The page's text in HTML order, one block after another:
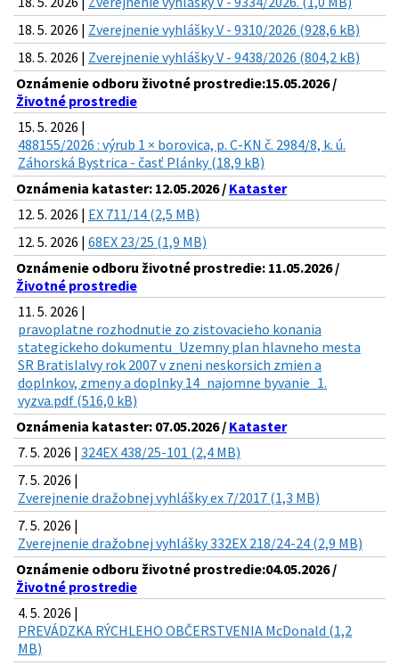
18. 5. 2026 | Zverejnenie vyhlášky V - 9310/2026 (928,6 kB)
18. 5. 2026 | Zverejnenie vyhlášky V - 9438/2026 (804,2 kB)
Oznámenie odboru životné prostredie:15.05.2026 /
Životné prostredie
15. 5. 2026 |
488155/2026 : výrub 1 × borovica, p. C-KN č. 2984/8, k. ú.
Záhorská Bystrica - časť Plánky (18,9 kB)
Oznámenia kataster: 12.05.2026 / Kataster
12. 5. 2026 | EX 711/14 (2,5 MB)
12. 5. 2026 | 68EX 23/25 (1,9 MB)
Oznámenie odboru životné prostredie: 11.05.2026 /
Životné prostredie
11. 5. 2026 |
pravoplatne rozhodnutie zo zistovacieho konania
stategickeho dokumentu_Uzemny plan hlavneho mesta
SR Bratislalvy rok 2007 v zneni neskorsich zmien a
doplnkov, zmeny a doplnky 14_najomne byvanie_1.
vyzva.pdf (516,0 kB)
Oznámenia kataster: 07.05.2026 / Kataster
7. 5. 2026 | 324EX 438/25-101 (2,4 MB)
7. 5. 2026 |
Zverejnenie dražobnej vyhlášky ex 7/2017 (1,3 MB)
7. 5. 2026 |
Zverejnenie dražobnej vyhlášky 332EX 218/24-24 (2,9 MB)
Oznámenie odboru životné prostredie:04.05.2026 /
Životné prostredie
4. 5. 2026 |
PREVÁDZKA RÝCHLEHO OBČERSTVENIA McDonald (1,2
MB)